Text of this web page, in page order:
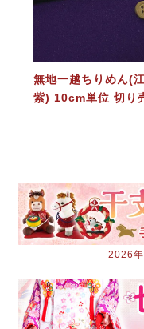
無地一越ちりめん(
紫) 10cm単位 切り
2026年